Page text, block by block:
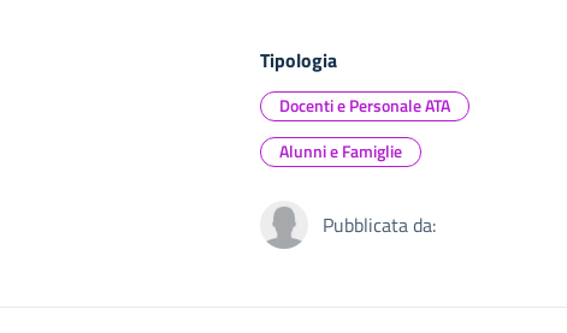
Tipologia
Docenti e Personale ATA
Alunni e Famiglie
Pubblicata da: